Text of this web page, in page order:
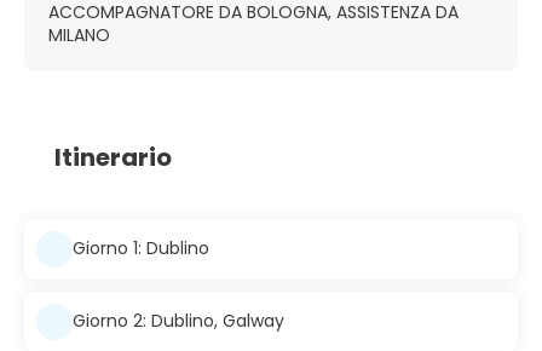
ACCOMPAGNATORE DA BOLOGNA, ASSISTENZA DA
MILANO
Itinerario
Giorno 1: Dublino
Giorno 2: Dublino, Galway